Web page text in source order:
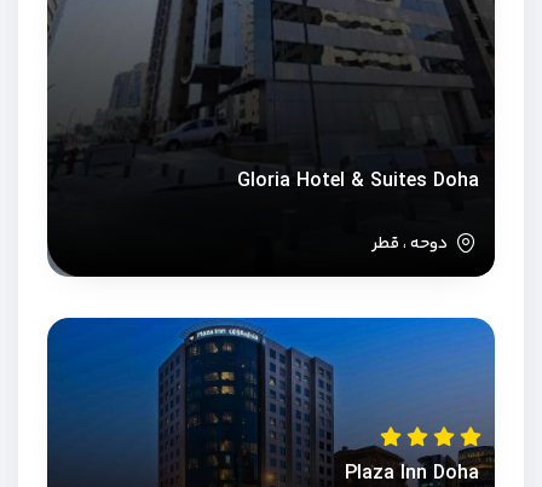
Gloria Hotel & Suites Doha
دوحه ، قطر
Plaza Inn Doha